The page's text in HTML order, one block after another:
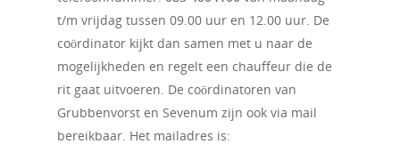
t/m vrijdag tussen 09.00 uur en 12.00 uur. De
coördinator kijkt dan samen met u naar de
mogelijkheden en regelt een chauffeur die de
rit gaat uitvoeren. De coördinatoren van
Grubbenvorst en Sevenum zijn ook via mail
bereikbaar. Het mailadres is: